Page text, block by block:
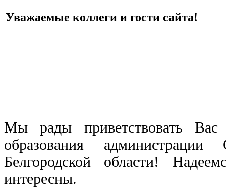
Уважаемые коллеги и гости сайта!
Мы рады приветствовать Вас
образования администрации
Белгородской области!
интересны.